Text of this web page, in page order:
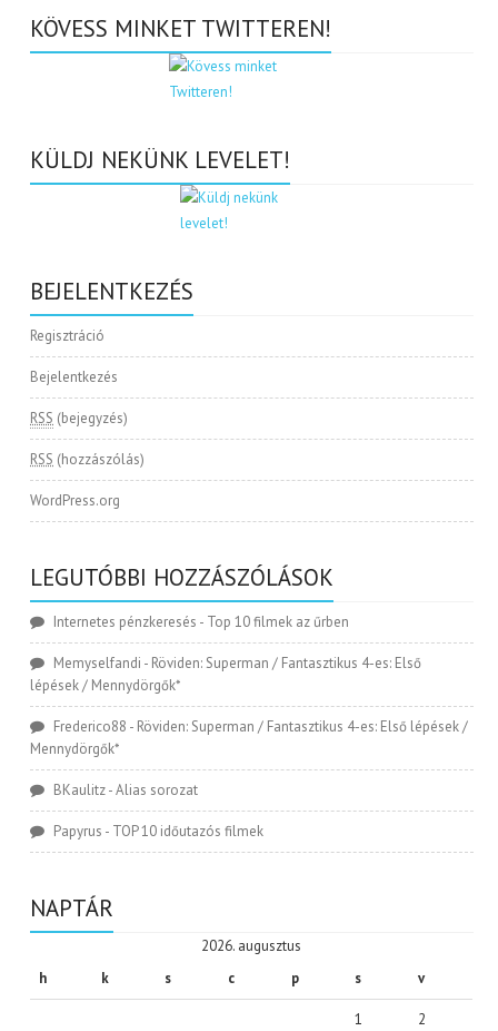
KÖVESS MINKET TWITTEREN!
KÜLDJ NEKÜNK LEVELET!
BEJELENTKEZÉS
Regisztráció
Bejelentkezés
RSS (bejegyzés)
RSS (hozzászólás)
WordPress.org
LEGUTÓBBI HOZZÁSZÓLÁSOK
Internetes pénzkeresés - Top 10 filmek az űrben
Memyselfandi - Röviden: Superman / Fantasztikus 4-es: Első
lépések / Mennydörgők*
Frederico88 - Röviden: Superman / Fantasztikus 4-es: Első lépések /
Mennydörgők*
BKaulitz-Alias sorozat
Papyrus - TOP 10 időutazós filmek
NAPTÁR
2026. augusztus
h
k s c p s v
1 2